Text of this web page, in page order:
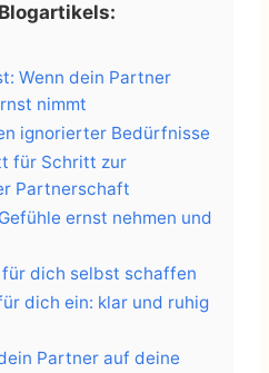
Wenn dein Partner
nimmt
ignorierter Bedürfnisse
für Schritt zur
Partnerschaft
ernst nehmen und
für dich selbst schaffen
dich ein: klar und ruhig
Partner auf deine